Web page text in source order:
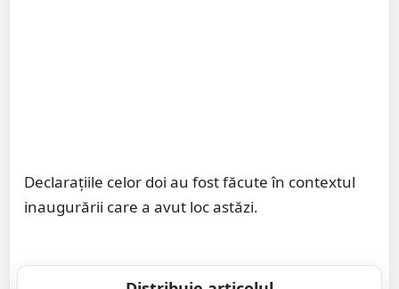
Declarațiile celor doi au fost făcute în contextul
inaugurării care a avut loc astăzi.